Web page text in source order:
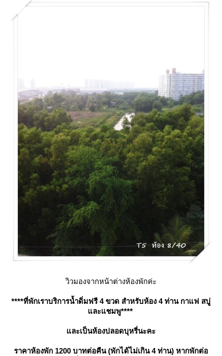
วิวมองจากหน้าต่างห้องพักค่ะ
****ที่พักเราบริการน้ำดิ่มฟรี 4 ขวด สำหรับห้อง 4 ท่าน กาแฟ สบู่
ละแชมพู****
ละเป็นห้องปลอดบุหรี่นะคะ
ราคาห้องพัก 1200 บาทต่อคืน (พักได้ไม่เกิน 4 ท่าน) หากพักต่อ